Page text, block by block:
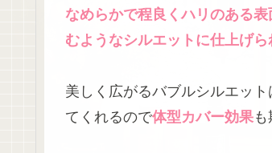
なめらかで程良くハリのある表
むようなシルエットに仕上げら
美しく広がるバブルシルエッ
てくれるので体型カバー効果も